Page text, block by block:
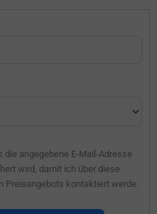
angegebene E-Mail-Adresse
wird, damit ich über diese
kontaktiert werde.